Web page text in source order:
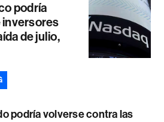
podría
inversores
de julio,
podría volverse contra las